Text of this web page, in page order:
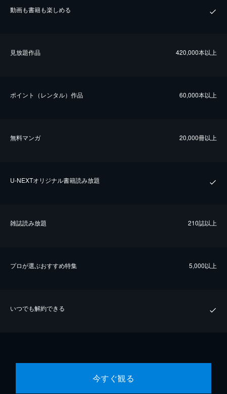
動画も書籍も楽しめる
⾒放題作品 420,000本以上
ポイント（レンタル）作品 60,000本以上
無料マンガ 20,000冊以上
U-NEXTオリジナル書籍読み放題
雑誌読み放題 210誌以上
プロが選ぶおすすめ特集 5,000以上
いつでも解約できる
今すぐ観る